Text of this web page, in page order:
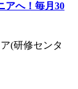
へ！毎月30
(研修センタ